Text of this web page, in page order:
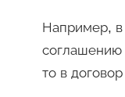
Например, в
соглашению
то в